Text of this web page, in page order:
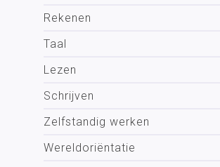
Rekenen
Taal
Lezen
Schrijven
Zelfstandig werken
Wereldoriëntatie